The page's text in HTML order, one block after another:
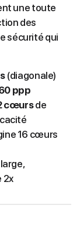
une toute
des
sécurité qui
(diagonale)
ppp
cœursde
16 cœurs
2x